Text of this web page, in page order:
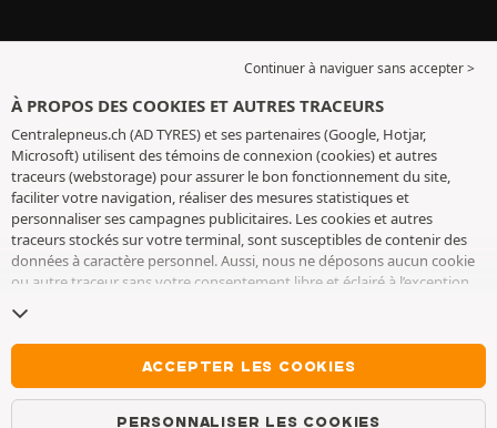
Continuer à naviguer sans accepter >
À PROPOS DES COOKIES ET AUTRES TRACEURS
Centralepneus.ch (AD TYRES) et ses partenaires (Google, Hotjar,
Microsoft) utilisent des témoins de connexion (cookies) et autres
traceurs (webstorage) pour assurer le bon fonctionnement du site,
faciliter votre navigation, réaliser des mesures statistiques et
personnaliser ses campagnes publicitaires. Les cookies et autres
traceurs stockés sur votre terminal, sont susceptibles de contenir des
données à caractère personnel. Aussi, nous ne déposons aucun cookie
ou autre traceur sans votre consentement libre et éclairé à l’exception
conservons votre choix pendant 6 mois. Vous pouvez retirer votre
consentement à tout moment en vous rendant sur lapage cookies et
. Vous pouvez choisir de continuer à naviguer sans
accepter le dépôt de cookies ou autres traceurs. Le refus ne fait pas
obstacle à l’accès aux services AD TYRES. Pour plus d’informations, nous
ACCEPTER LES COOKIES
PERSONNALISER LES COOKIES